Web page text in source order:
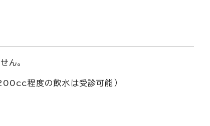
ん。
程度の飲水は受診可能）